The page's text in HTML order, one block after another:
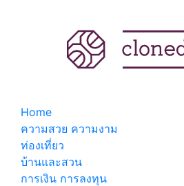
Home
ความสวย ความงาม
ท่องเที่ยว
บ้านและสวน
การเงิน การลงทุน